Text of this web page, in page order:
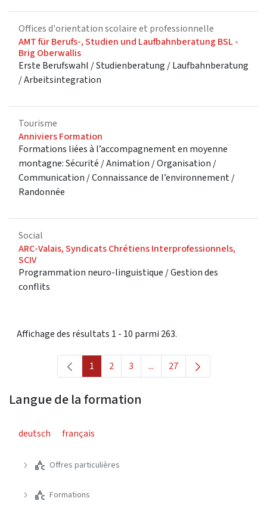
Offices d'orientation scolaire et professionnelle
AMT für Berufs-, Studien und Laufbahnberatung BSL -
Brig Oberwallis
Erste Berufswahl / Studienberatung / Laufbahnberatung
/ Arbeitsintegration
Tourisme
Anniviers Formation
Formations liées à l’accompagnement en moyenne
montagne: Sécurité / Animation / Organisation /
Communication / Connaissance de l’environnement /
Randonnée
Social
ARC-Valais, Syndicats Chrétiens Interprofessionnels,
SCIV
Programmation neuro-linguistique / Gestion des
conflits
Affichage des résultats 1 - 10 parmi 263.
Page
1 Page
2 Page
3 ...Pages intermédiaires
Page
27
Langue de la formation
deutsch français
Offres particulières
Formations